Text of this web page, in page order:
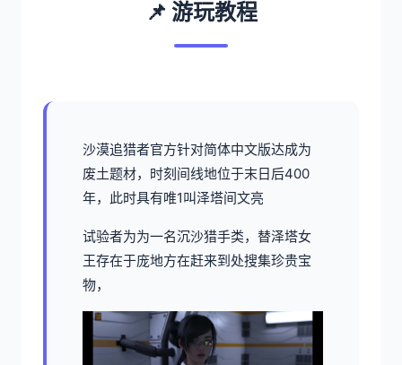
📌 游玩教程
沙漠追猎者官方针对简体中文版达成为
废土题材，时刻间线地位于末日后400
年，此时具有唯1叫泽塔间文亮
试验者为为一名沉沙猎手类，替泽塔女
王存在于庞地方在赶来到处搜集珍贵宝
物，